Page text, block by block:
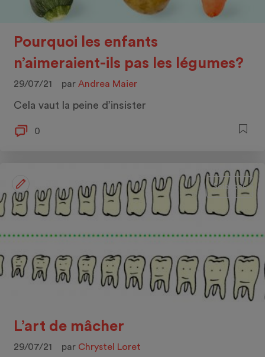
Pourquoi les enfants
n’aimeraient-ils pas les légumes?
29/07/21 par Andrea Maier
Cela vaut la peine d’insister
0
Sciences
L’art de mâcher
29/07/21 par Chrystel Loret